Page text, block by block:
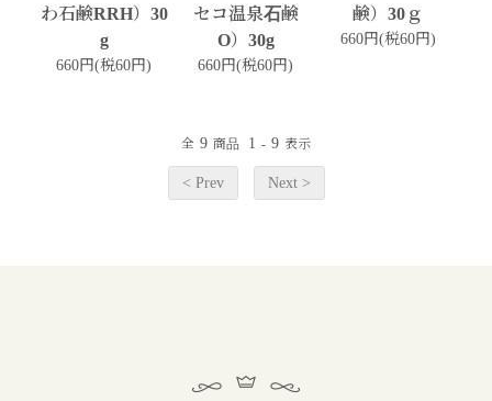
わ石鹸RRH）30
g
660円(税60円)
セコ温泉石鹸
O）30g
660円(税60円)
鹸）30ｇ
660円(税60円)
全 9 商品 1 - 9 表示
< Prev Next >